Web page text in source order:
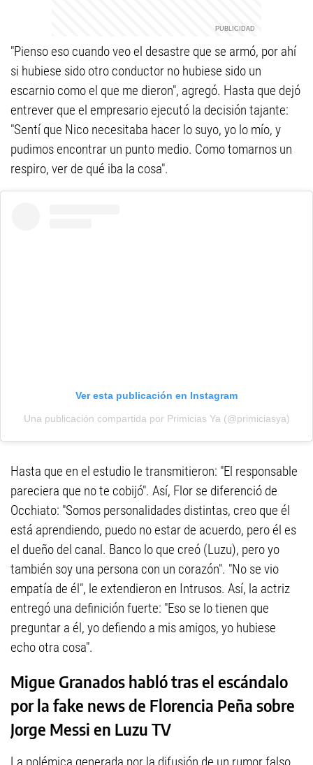
"Pienso eso cuando veo el desastre que se armó, por ahí
si hubiese sido otro conductor no hubiese sido un
escarnio como el que me dieron", agregó. Hasta que dejó
entrever que el empresario ejecutó la decisión tajante:
"Sentí que Nico necesitaba hacer lo suyo, yo lo mío, y
pudimos encontrar un punto medio. Como tomarnos un
respiro, ver de qué iba la cosa".
Ver esta publicación en Instagram
Una publicación compartida por Primicias Ya (@primiciasya)
Hasta que en el estudio le transmitieron: "El responsable
pareciera que no te cobijó". Así, Flor se diferenció de
Occhiato: "Somos personalidades distintas, creo que él
está aprendiendo, puedo no estar de acuerdo, pero él es
el dueño del canal. Banco lo que creó (Luzu), pero yo
también soy una persona con un corazón". "No se vio
empatía de él", le extendieron en Intrusos. Así, la actriz
entregó una definición fuerte: "Eso se lo tienen que
preguntar a él, yo defiendo a mis amigos, yo hubiese
echo otra cosa".
Migue Granados habló tras el escándalo
por la fake news de Florencia Peña sobre
Jorge Messi en Luzu TV